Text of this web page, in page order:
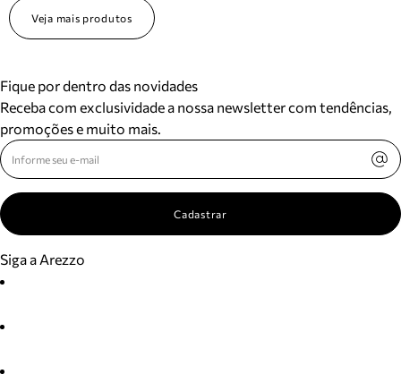
Veja mais produtos
Fique por dentro das novidades
Receba com exclusividade a nossa newsletter com tendências,
promoções e muito mais.
Cadastrar
Siga a Arezzo